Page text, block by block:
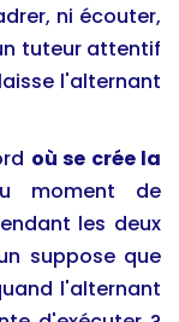
ni écouter,
tuteur attentif
l'alternant
où se crée la
moment de
les deux
suppose que
l'alternant